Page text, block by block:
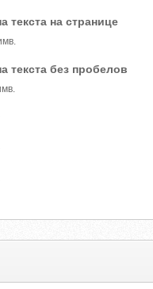
текста на странице
текста без пробелов